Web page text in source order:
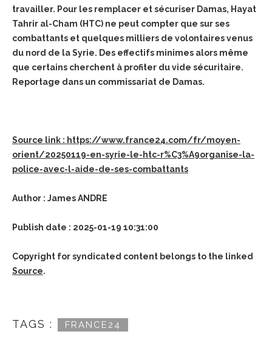
travailler. Pour les remplacer et sécuriser Damas, Hayat
Tahrir al-Cham (HTC) ne peut compter que sur ses
combattants et quelques milliers de volontaires venus
du nord de la Syrie. Des effectifs minimes alors même
que certains cherchent à profiter du vide sécuritaire.
Reportage dans un commissariat de Damas.
Source link : https://www.france24.com/fr/moyen-
orient/20250119-en-syrie-le-htc-r%C3%A9organise-la-
police-avec-l-aide-de-ses-combattants
Author : James ANDRE
Publish date : 2025-01-19 10:31:00
Copyright for syndicated content belongs to the linked
Source.
TAGS : FRANCE24